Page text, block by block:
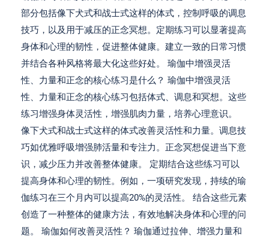
部分包括像下犬式和战士式这样的体式，控制呼吸的调息
技巧，以及用于减压的正念冥想。定期练习可以显著提高
身体和心理的韧性，促进整体健康。建立一致的日常习惯
并结合各种风格将最大化这些好处。 瑜伽中增强灵活
性、力量和正念的核心练习是什么？ 瑜伽中增强灵活
性、力量和正念的核心练习包括体式、调息和冥想。这些
练习增强身体灵活性，增强肌肉力量，培养心理意识。
像下犬式和战士式这样的体式改善灵活性和力量。调息技
巧如优雅呼吸增强肺活量和专注力。正念冥想促进当下意
识，减少压力并改善整体健康。 定期结合这些练习可以
提高身体和心理的韧性。例如，一项研究发现，持续的瑜
伽练习在三个月内可以提高20%的灵活性。 结合这些元素
创造了一种整体的健康方法，有效地解决身体和心理的问
题。 瑜伽如何改善灵活性？ 瑜伽通过拉伸、增强力量和